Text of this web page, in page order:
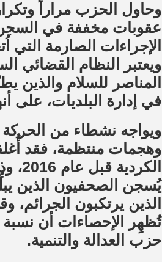
وحاول الحزب مراراً
عقوبات مخففة في
الإجراءات الصارمة
ويعتبر النظام القضائي
المناصر للسلام والذين
في إدارة البلديات، على
ويواجه نشطاء من الحركة
وهجمات منتظمة، فقد
يُسجن الصحفيون الذين
الذين يرتكبون
تُظهِر الإحصاءات أن
حزب العدالة والتنمية.